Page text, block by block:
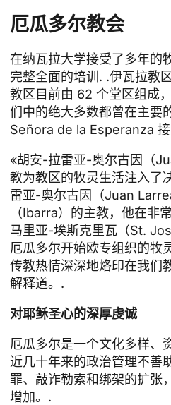
厄瓜多尔教会
在纳瓦拉大学接受了多年的
完整全面的培训 . .伊瓦拉教
教区目前由 62 个堂区组成
们中的绝大多数都曾在主要
Señora de la Esperanza
«胡安-拉雷亚-奥尔古因（
教为教区的牧灵生活注入了
雷亚-奥尔古因（Juan
（Ibarra）的主教，他在非
马里亚-埃斯克里瓦（St.
厄瓜多尔开始欧专组织的牧
传教热情深深地烙印在我们
解释道。.
对耶稣圣心的深厚虔诚
厄瓜多尔是一个文化多样、
近几十年来的政治管理不善
罪、敲诈勒索和绑架的扩张
增加。.